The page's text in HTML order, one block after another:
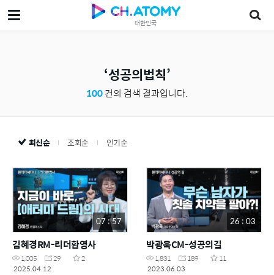
대한민국
성공의법칙
100건의 검색 결과입니다.
최신순 조회순 인기순
07 : 57
김혜경RM-리더환영사
1,005 29
2
2025.04.12
26 : 03
박광욱CM-성공의길
1,831 189
11
2023.06.03